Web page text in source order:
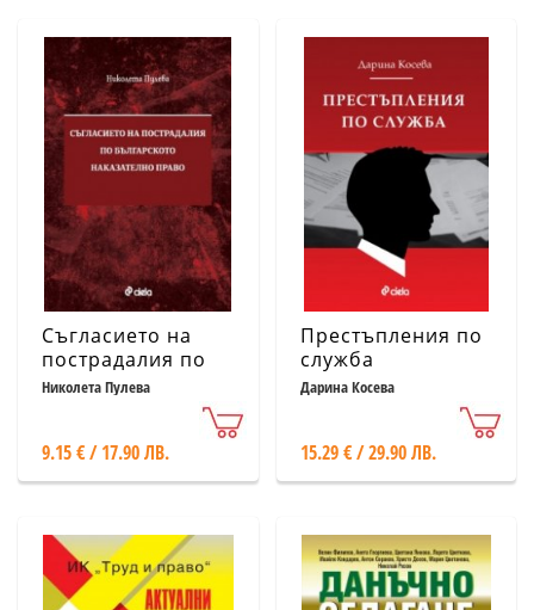
Съгласието на
пострадалия по
Българското
Николета Пулева
9.15 € / 17.90 ЛВ.
Престъпления по
служба
Дарина Косева
15.29 € / 29.90 ЛВ.